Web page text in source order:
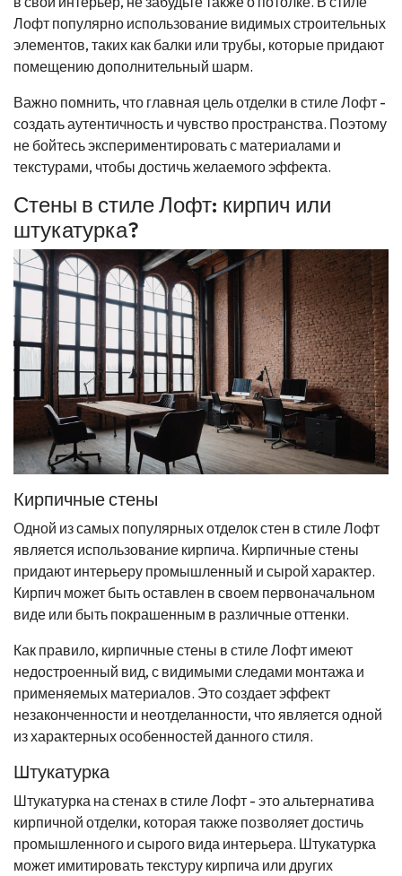
Лофт популярно использование видимых строительных
элементов, таких как балки или трубы, которые придают
помещению дополнительный шарм.
Важно помнить, что главная цель отделки в стиле Лофт -
создать аутентичность и чувство пространства. Поэтому
не бойтесь экспериментировать с материалами и
текстурами, чтобы достичь желаемого эффекта.
Стены в стиле Лофт: кирпич или
штукатурка?
Кирпичные стены
Одной из самых популярных отделок стен в стиле Лофт
является использование кирпича. Кирпичные стены
придают интерьеру промышленный и сырой характер.
Кирпич может быть оставлен в своем первоначальном
виде или быть покрашенным в различные оттенки.
Как правило, кирпичные стены в стиле Лофт имеют
недостроенный вид, с видимыми следами монтажа и
применяемых материалов. Это создает эффект
незаконченности и неотделанности, что является одной
из характерных особенностей данного стиля.
Штукатурка
Штукатурка на стенах в стиле Лофт - это альтернатива
кирпичной отделки, которая также позволяет достичь
промышленного и сырого вида интерьера. Штукатурка
может имитировать текстуру кирпича или других